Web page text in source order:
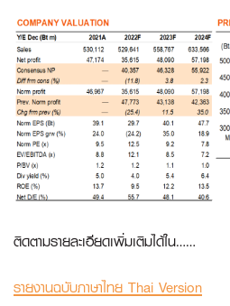
ติดตามรายละเอียดเพิ่มเติมได้ใน……
รายงานฉบับภาษาไทย Thai Version